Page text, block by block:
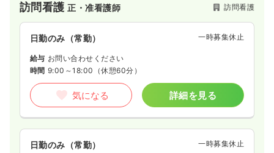
社です。充実した教育で、ご利用者の多様なニーズに対応でき
るサービスを実現しています。主に首都圏にて「介護付有料老
人ホーム ニチイホーム」と、「サービス付き高齢者向け住宅 ア
イリスガーデン」を運営しています。
訪問看護正・准看護師 訪問看護
日勤のみ（常勤） 一時募集休止
給与 お問い合わせください
時間 9:00～18:00 （休憩60分）
気になる 詳細を見る
日勤のみ（常勤） 一時募集休止